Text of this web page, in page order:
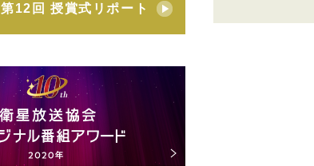
第12回 授賞式リポート